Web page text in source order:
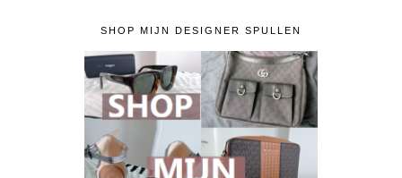
SHOP MIJN DESIGNER SPULLEN